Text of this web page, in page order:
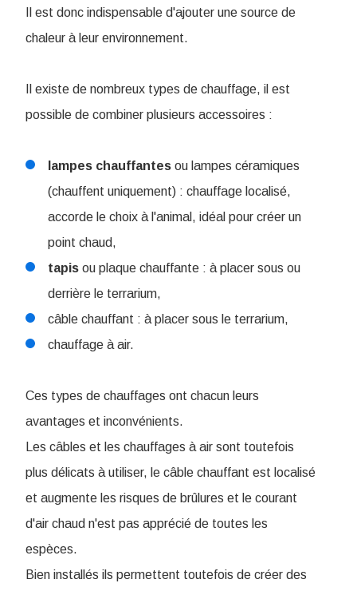
Il est donc indispensable d'ajouter une source de
chaleur à leur environnement.
Il existe de nombreux types de chauffage, il est
possible de combiner plusieurs accessoires :
lampes chauffantes ou lampes céramiques
(chauffent uniquement) : chauffage localisé,
accorde le choix à l'animal, idéal pour créer un
point chaud,
tapis ou plaque chauffante : à placer sous ou
derrière le terrarium,
câble chauffant : à placer sous le terrarium,
chauffage à air.
Ces types de chauffages ont chacun leurs
avantages et inconvénients.
Les câbles et les chauffages à air sont toutefois
plus délicats à utiliser, le câble chauffant est localisé
et augmente les risques de brûlures et le courant
d'air chaud n'est pas apprécié de toutes les
espèces.
Bien installés ils permettent toutefois de créer des